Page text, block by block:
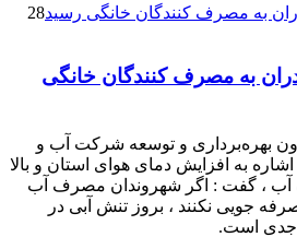
28
به مصرف كنندگان خانگی
بهره‌برداری و توسعه شرکت آب و
به افزایش دمای هوای استان و بالا
، گفت : اگر شهروندان مصرف آب
جویی نکنند ، بروز تنش آبی در
جدی است.